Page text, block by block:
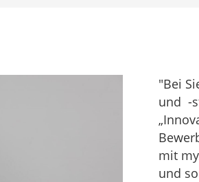
"Bei
und -
mit
und